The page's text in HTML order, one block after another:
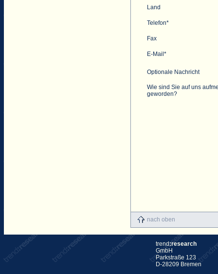
Land
Telefon*
Fax
E-Mail*
Optionale Nachricht
Wie sind Sie auf uns
geworden?
nach oben
trend:research
GmbH
Parkstraße 123
D-28209 Bremen